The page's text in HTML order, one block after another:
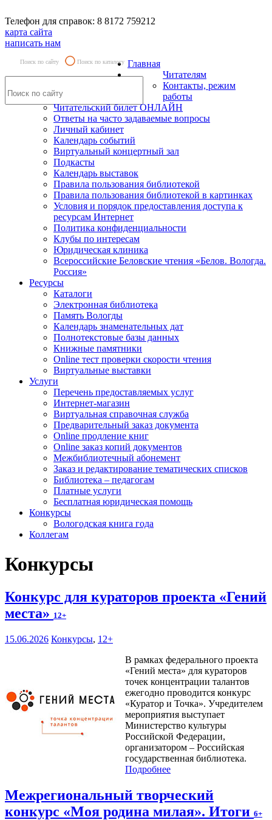
Телефон для справок: 8 8172 759212
карта сайта
написать нам
Поиск по сайту Поиск по каталогу Главная
Читателям
Контакты, режим
работы
Читательский билет ОНЛАЙН
Ответы на часто задаваемые вопросы
Личный кабинет
Календарь событий
Виртуальный концертный зал
Подкасты
Календарь выставок
Правила пользования библиотекой
Правила пользования библиотекой в картинках
Условия и порядок предоставления доступа к
ресурсам Интернет
Политика конфиденциальности
Клубы по интересам
Юридическая клиника
Всероссийские Беловские чтения «Белов. Вологда.
Россия»
Ресурсы
Каталоги
Электронная библиотека
Память Вологды
Календарь знаменательных дат
Полнотекстовые базы данных
Книжные памятники
Online тест проверки скорости чтения
Виртуальные выставки
Услуги
Перечень предоставляемых услуг
Интернет-магазин
Виртуальная справочная служба
Предварительный заказ документа
Online продление книг
Online заказ копий документов
Межбиблиотечный абонемент
Заказ и редактирование тематических списков
Библиотека – педагогам
Платные услуги
Бесплатная юридическая помощь
Конкурсы
Вологодская книга года
Коллегам
Конкурсы
Конкурс для кураторов проекта «Гений
места» 12+
15.06.2026 Конкурсы, 12+
В рамках федерального проекта
«Гений места» для кураторов
точек концентрации талантов
ежегодно проводится конкурс
«Куратор и Точка». Учредителем
мероприятия выступает
Министерство культуры
Российской Федерации,
организатором – Российская
государственная библиотека.
Подробнее
Межрегиональный творческий
конкурс «Моя родина милая». Итоги 6+